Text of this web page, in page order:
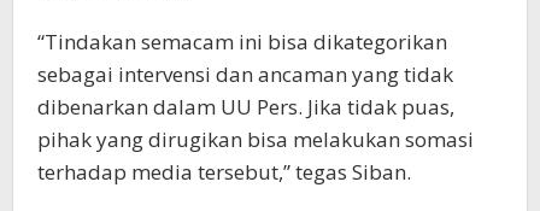
“Tindakan semacam ini bisa dikategorikan
sebagai intervensi dan ancaman yang tidak
dibenarkan dalam UU Pers. Jika tidak puas,
pihak yang dirugikan bisa melakukan somasi
terhadap media tersebut,” tegas Siban.